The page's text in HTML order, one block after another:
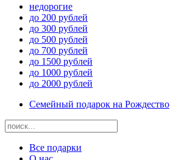
недорогие
до 200 рублей
до 300 рублей
до 500 рублей
до 700 рублей
до 1500 рублей
до 1000 рублей
до 2000 рублей
Семейный подарок на Рождество
Все подарки